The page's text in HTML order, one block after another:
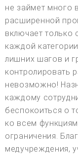
не займет много
расширенной
включает
каждой
лишних шагов и
контролировать
невозможно!
каждому
беспокоиться о
ко всем
ограничения.
медучреждения,